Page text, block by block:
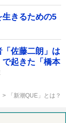
きるための5
「佐藤二朗」は
起きた「橋本
「新潮QUE」とは？